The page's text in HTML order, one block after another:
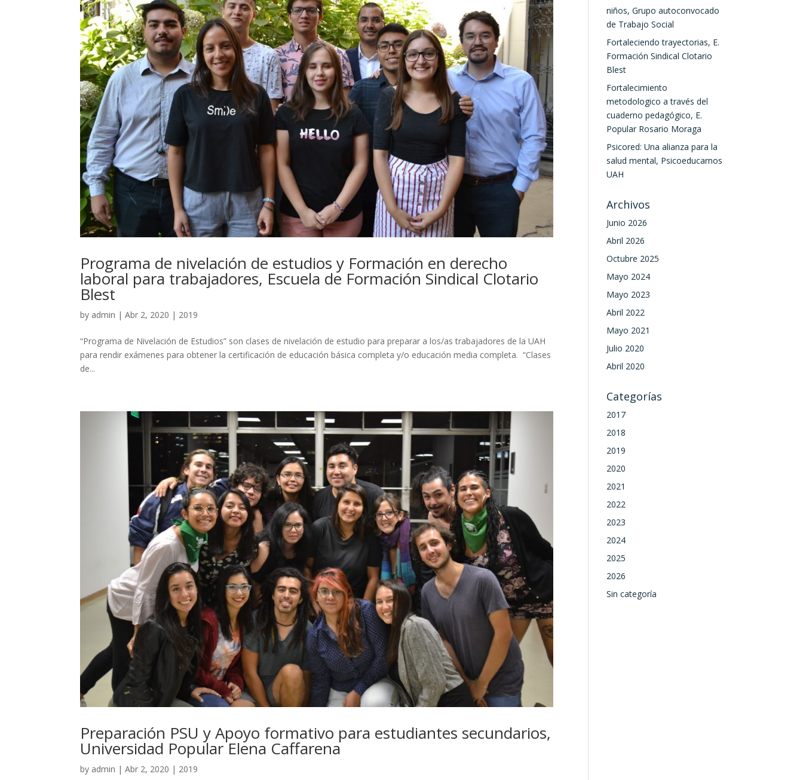
Programa de nivelación de estudios y Formación en derecho
laboral para trabajadores, Escuela de Formación Sindical Clotario
Blest
by admin |Abr 2, 2020 | 2019
“Programa de Nivelación de Estudios” son clases de nivelación de estudio para preparar a los/as trabajadores de la UAH
para rendir exámenes para obtener la certificación de educación básica completa y/o educación media completa. “Clases
de...
Preparación PSU y Apoyo formativo para estudiantes secundarios,
Universidad Popular Elena Caffarena
by admin |Abr 2, 2020 | 2019
niños, Grupo autoconvocado
de Trabajo Social
Fortaleciendo trayectorias, E.
Formación Sindical Clotario
Blest
Fortalecimiento
metodologico a través del
cuaderno pedagógico, E.
Popular Rosario Moraga
Psicored: Una alianza para la
salud mental, Psicoeducarnos
UAH
Archivos
Junio 2026
Abril 2026
Octubre 2025
Mayo 2024
Mayo 2023
Abril 2022
Mayo 2021
Julio 2020
Abril 2020
Categorías
2017
2018
2019
2020
2021
2022
2023
2024
2025
2026
Sin categoría